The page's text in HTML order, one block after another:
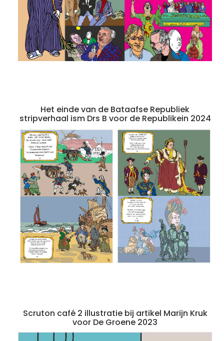
Het einde van de Bataafse Republiek
stripverhaal ism Drs B voor de Republikein 2024
Scruton café 2 illustratie bij artikel Marijn Kruk
voor De Groene 2023